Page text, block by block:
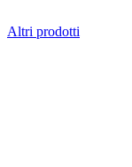
Altri prodotti